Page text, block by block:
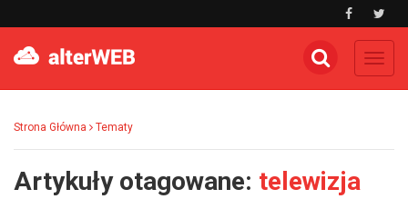
Strona Główna Tematy
Artykuły otagowane: telewizja